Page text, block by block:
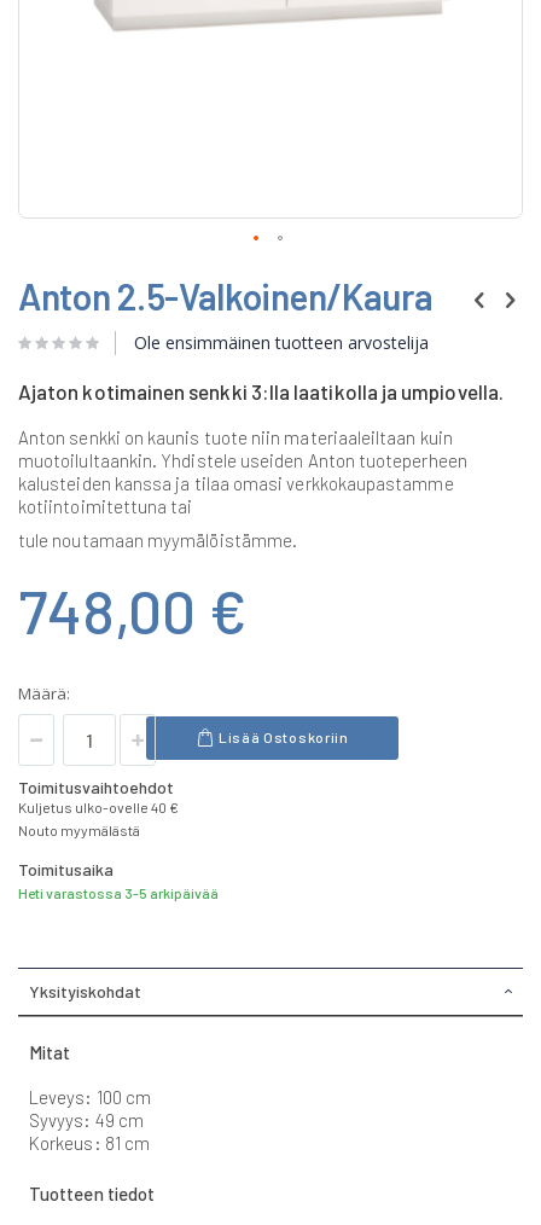
to
the
beginning
of
images
Anton 2.5-Valkoinen/Kaura
Ole ensimmäinen tuotteen arvostelija
Ajaton kotimainen senkki 3:lla laatikolla ja umpiovella.
Anton senkki on kaunis tuote niin materiaaleiltaan kuin
muotoilultaankin. Yhdistele useiden Anton tuoteperheen
kalusteiden kanssa ja tilaa omasi verkkokaupastamme
kotiintoimitettuna tai
tule noutamaan myymälöistämme.
748,00 €
Määrä:
Lisää Ostoskoriin
Toimitusvaihtoehdot
Kuljetus ulko-ovelle 40 €
Nouto myymälästä
Toimitusaika
Heti varastossa 3-5 arkipäivää
Yksityiskohdat
Mitat
Leveys: 100 cm
Syvyys: 49 cm
Korkeus: 81 cm
Tuotteen tiedot